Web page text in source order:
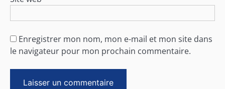
Enregistrer mon nom, mon e-mail et mon site dans
le navigateur pour mon prochain commentaire.